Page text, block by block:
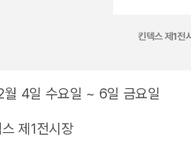
4일 수요일 ~ 6일 금요일
제1전시장